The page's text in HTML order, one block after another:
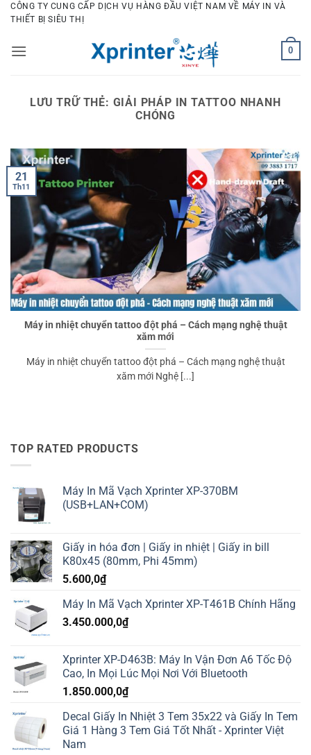
Bỏ
qua
dung
CÔNG TY CUNG CẤP DỊCH VỤ HÀNG ĐẦU VIỆT NAM VỀ MÁY IN VÀ
THIẾT BỊ SIÊU THỊ
0
LƯU TRỮ THẺ: GIẢI PHÁP IN TATTOO NHANH
CHÓNG
Máy in nhiệt chuyển tattoo đột phá – Cách mạng nghệ thuật
xăm mới
Máy in nhiệt chuyển tattoo đột phá – Cách mạng nghệ thuật
xăm mới Nghệ [...]
21
Th11
TOP RATED PRODUCTS
Máy In Mã Vạch Xprinter XP-370BM
(USB+LAN+COM)
Giấy in hóa đơn | Giấy in nhiệt | Giấy in bill
K80x45 (80mm, Phi 45mm)
5.600,0₫
Máy In Mã Vạch Xprinter XP-T461B Chính Hãng
3.450.000,0₫
Xprinter XP-D463B: Máy In Vận Đơn A6 Tốc Độ
Cao, In Mọi Lúc Mọi Nơi Với Bluetooth
1.850.000,0₫
Decal Giấy In Nhiệt 3 Tem 35x22 và Giấy In Tem
Giá 1 Hàng 3 Tem Giá Tốt Nhất - Xprinter Việt
Nam